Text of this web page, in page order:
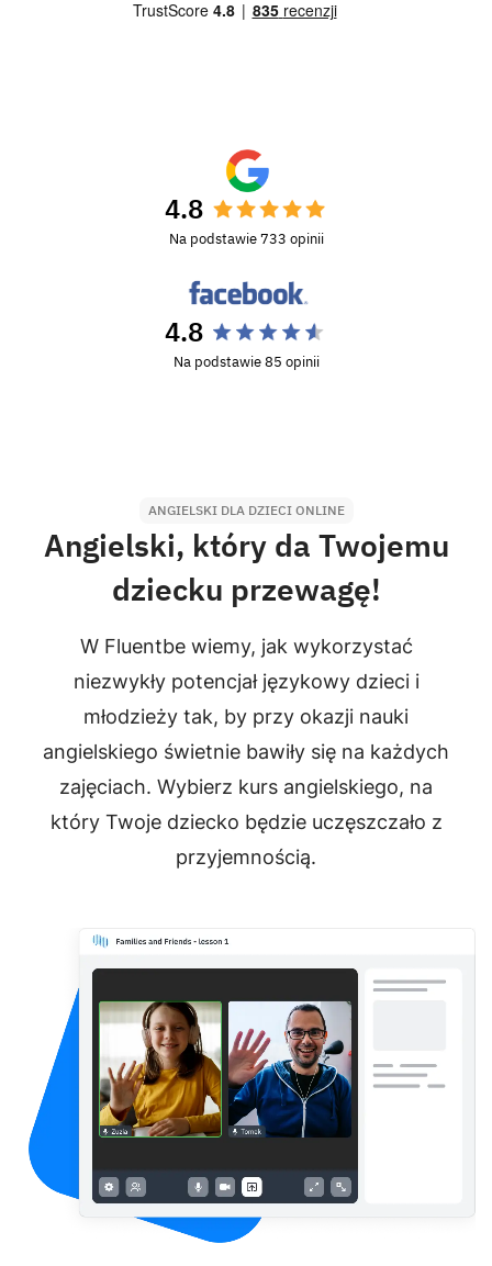
4.8
Na podstawie 733 opinii
4.8
Na podstawie 85 opinii
ANGIELSKI DLA DZIECI ONLINE
Angielski, który da Twojemu
dziecku przewagę!
W Fluentbe wiemy, jak wykorzystać
niezwykły potencjał językowy dzieci i
młodzieży tak, by przy okazji nauki
angielskiego świetnie bawiły się na każdych
zajęciach. Wybierz kurs angielskiego, na
który Twoje dziecko będzie uczęszczało z
przyjemnością.